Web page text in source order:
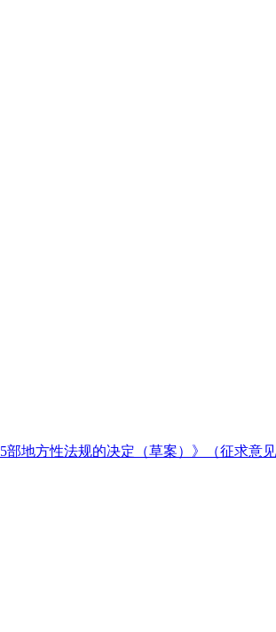
地方性法规的决定（草案）》（征求意